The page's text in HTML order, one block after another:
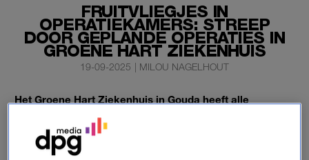
FRUITVLIEGJES IN
OPERATIEKAMERS: STREEP
DOOR GEPLANDE OPERATIES IN
GROENE HART ZIEKENHUIS
19-09-2025 | MILOU NAGELHOUT
Het Groene Hart Ziekenhuis in Gouda heeft alle
geplande operaties voor vandaag afgezegd. Dat komt
doordat er fruitvliegjes zijn gevonden in de
operatiekamers. Twee van de acht operatiekamers